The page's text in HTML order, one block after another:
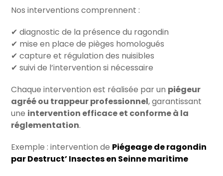
Nos interventions comprennent :
✔ diagnostic de la présence du ragondin
✔ mise en place de pièges homologués
✔ capture et régulation des nuisibles
✔ suivi de l’intervention si nécessaire
Chaque intervention est réalisée par un piégeur
agréé ou trappeur professionnel, garantissant
une intervention efficace et conforme à la
réglementation.
Exemple : intervention de Piégeage de ragondin
par Destruct’ Insectes en Seinne maritime